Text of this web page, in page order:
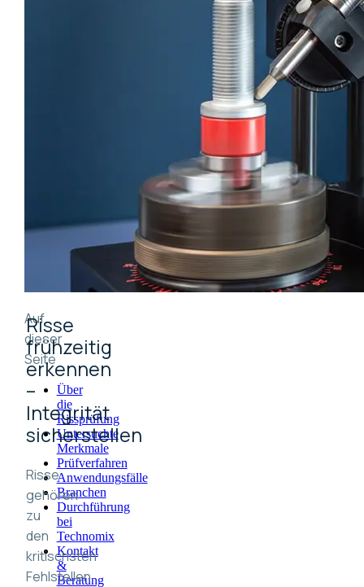
Auf
dieser
Seite
Über
die
Rissprüfung
Untersuchte
Merkmale
Prüfverfahren
Anwendungsfälle
Branchen
Durchführung
bei
Technomix
Kontakt
&
Beratung
Risse
frühzeitig
erkennen
–
Integrität
sicherstellen
Risse
gehören
zu
den
kritischsten
Fehlstellen